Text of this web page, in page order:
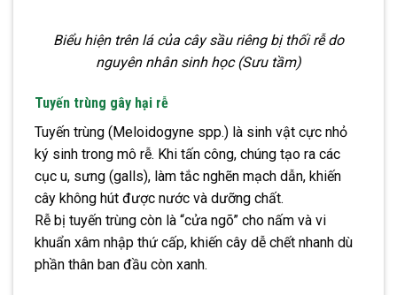
Biểu hiện trên lá của cây sầu riêng bị thối rễ do
nguyên nhân sinh học (Sưu tầm)
Tuyến trùng gây hại rễ
Tuyến trùng (Meloidogyne spp.) là sinh vật cực nhỏ
ký sinh trong mô rễ. Khi tấn công, chúng tạo ra các
cục u, sưng (galls), làm tắc nghẽn mạch dẫn, khiến
cây không hút được nước và dưỡng chất.
Rễ bị tuyến trùng còn là “cửa ngõ” cho nấm và vi
khuẩn xâm nhập thứ cấp, khiến cây dễ chết nhanh dù
phần thân ban đầu còn xanh.